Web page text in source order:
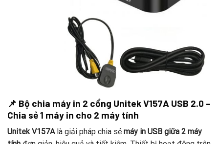
📌 Bộ chia máy in 2 cổng Unitek V157A USB 2.0 –
Chia sẻ 1 máy in cho 2 máy tính
Unitek V157Alà giải pháp chia sẻ máy in USB giữa 2 máy